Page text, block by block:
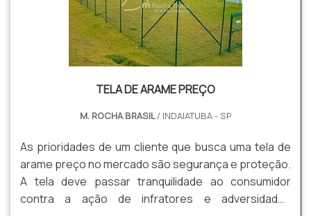
TELA DE ARAME PREÇO
M. ROCHA BRASIL/ INDAIATUBA - SP
As prioridades de um cliente que busca uma tela de
arame preço no mercado são segurança e proteção.
A tela deve passar tranquilidade ao consumidor
contra a ação de infratores e adversidades